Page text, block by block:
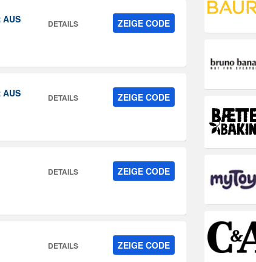
DETAILS ZEIGE CODE
DETAILS ZEIGE CODE
DETAILS ZEIGE CODE
DETAILS ZEIGE CODE